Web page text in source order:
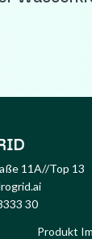
11A//Top
30
Produkt